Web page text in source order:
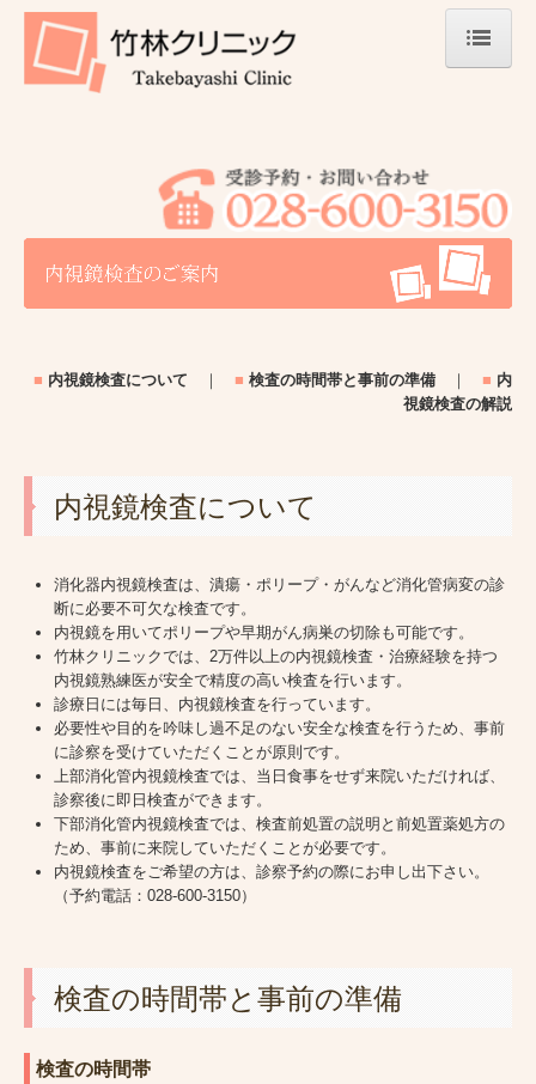
ホーム
■ 内視鏡検査について ｜ ■ 検査の時間帯と事前の準備 ｜ ■ 内
視鏡検査の解説
内視鏡検査について
消化器内視鏡検査は、潰瘍・ポリープ・がんなど消化管病変の診
断に必要不可欠な検査です。
内視鏡を用いてポリープや早期がん病巣の切除も可能です。
竹林クリニックでは、2万件以上の内視鏡検査・治療経験を持つ
内視鏡熟練医が安全で精度の高い検査を行います。
診療日には毎日、内視鏡検査を行っています。
必要性や目的を吟味し過不足のない安全な検査を行うため、事前
に診察を受けていただくことが原則です。
上部消化管内視鏡検査では、当日食事をせず来院いただければ、
診察後に即日検査ができます。
下部消化管内視鏡検査では、検査前処置の説明と前処置薬処方の
ため、事前に来院していただくことが必要です。
内視鏡検査をご希望の方は、診察予約の際にお申し出下さい。
（予約電話： 028-600-3150）
検査の時間帯と事前の準備
検査の時間帯